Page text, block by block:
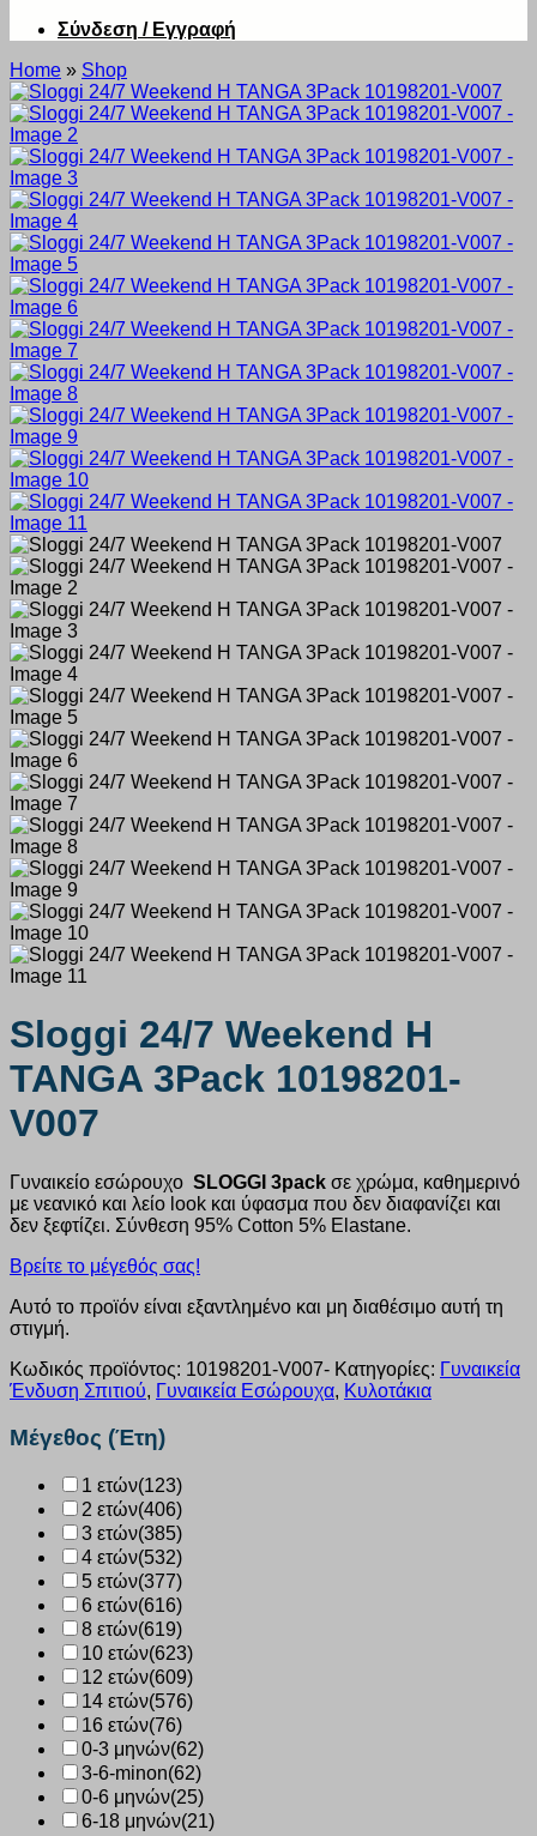
Σύνδεση / Εγγραφή
Home » Shop
Sloggi 24/7 Weekend H
TANGA 3Pack 10198201-
V007
Γυναικείο εσώρουχο SLOGGI 3pack σε χρώμα, καθημερινό
με νεανικό και λείο look και ύφασμα που δεν διαφανίζει και
δεν ξεφτίζει. Σύνθεση 95% Cotton 5% Elastane.
Βρείτε το μέγεθός σας!
Αυτό το προϊόν είναι εξαντλημένο και μη διαθέσιμο αυτή τη
στιγμή.
Κωδικός προϊόντος: 10198201-V007- Κατηγορίες: Γυναικεία
Ένδυση Σπιτιού, Γυναικεία Εσώρουχα, Κυλοτάκια
Μέγεθος (Έτη)
1 ετών(123)
2 ετών(406)
3 ετών(385)
4 ετών(532)
5 ετών(377)
6 ετών(616)
8 ετών(619)
10 ετών(623)
12 ετών(609)
14 ετών(576)
16 ετών(76)
0-3 μηνών(62)
3-6-minon(62)
0-6 μηνών(25)
6-18 μηνών(21)